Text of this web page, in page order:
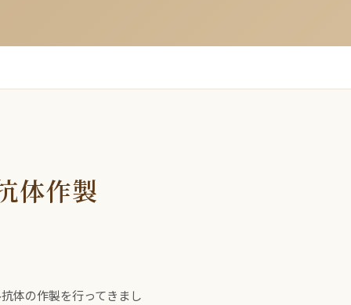
体作製
体の作製を行ってきまし